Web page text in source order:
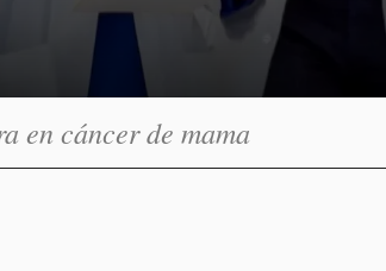
en cáncer de mama